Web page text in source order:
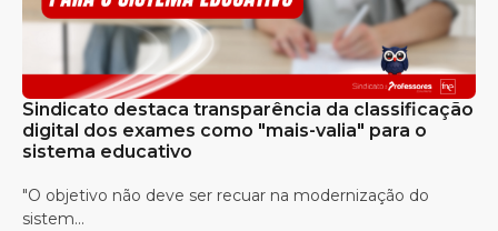
Sindicato destaca transparência da classificação
digital dos exames como "mais-valia" para o
sistema educativo
"O objetivo não deve ser recuar na modernização do
sistem...